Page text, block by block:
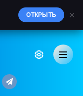
ОТКРЫТЬ ×